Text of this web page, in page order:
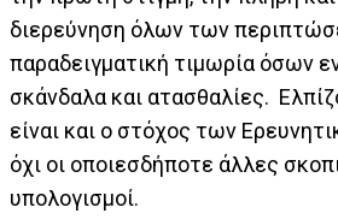
διερεύνηση όλων των
παραδειγματική τιμωρία όσων
σκάνδαλα και ατασθαλίες.
είναι και ο στόχος των
όχι οι οποιεσδήποτε άλλες
υπολογισμοί.